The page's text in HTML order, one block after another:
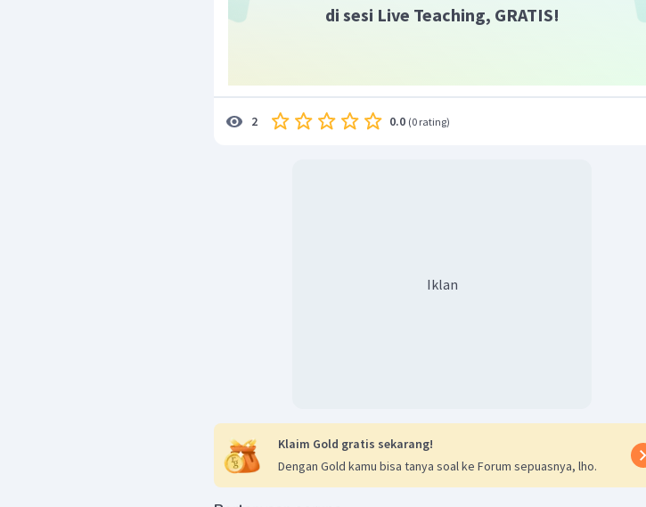
di sesi Live Teaching, GRATIS!
2 0.0 (0 rating)
Iklan
Klaim Gold gratis sekarang!
Dengan Gold kamu bisa tanya soal ke Forum sepuasnya, lho.